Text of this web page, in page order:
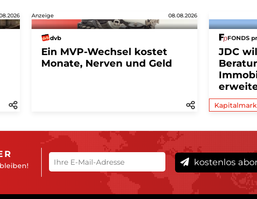
Anzeige 08.08.2026
dvb
Ein MVP-Wechsel kostet
Monate, Nerven und Geld
FONDS
JDC
kostenlos